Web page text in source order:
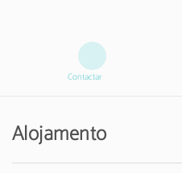
Contactar
Alojamento